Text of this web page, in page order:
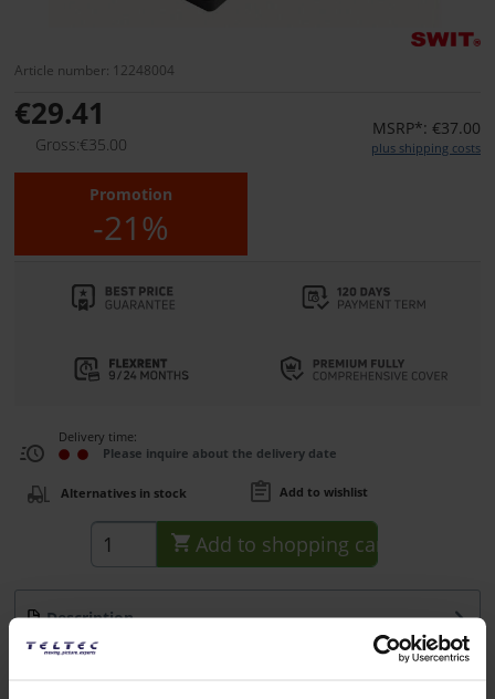
Article number: 12248004
€29.41
Gross:€35.00
MSRP*: €37.00
plus shipping costs
Promotion
-21%
Delivery time:
Please inquire about the delivery date
Alternatives in stock Add to wishlist
Add to shopping cart
Description
Schnellwechsel-Akku-Platte, ohne Werkzeug montierbar.